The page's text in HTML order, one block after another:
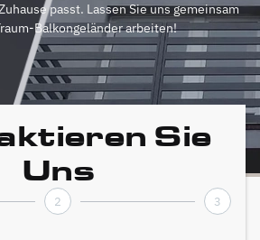
passt. Lassen Sie uns gemeinsam
Balkongeländer arbeiten!
Sie
Uns
2 3